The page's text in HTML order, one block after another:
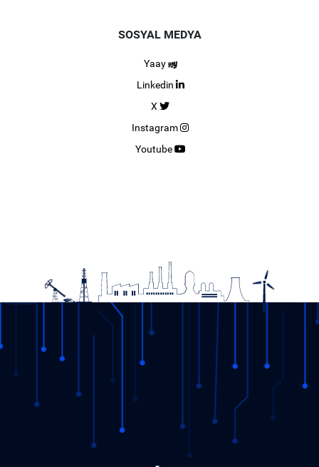
SOSYAL MEDYA
Yaay
Linkedin
X
Instagram
Youtube